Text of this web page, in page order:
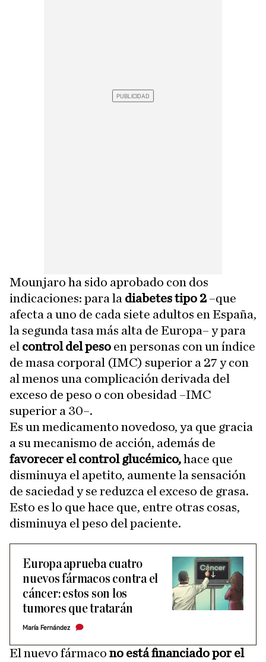
Mounjaro ha sido aprobado con dos
indicaciones: para la diabetes tipo 2 –que
afecta a uno de cada siete adultos en España,
la segunda tasa más alta de Europa– y para
el control del peso en personas con un índice
de masa corporal (IMC) superior a 27 y con
al menos una complicación derivada del
exceso de peso o con obesidad –IMC
superior a 30–.
Es un medicamento novedoso, ya que gracia
a su mecanismo de acción, además de
favorecer el control glucémico,hace que
disminuya el apetito, aumente la sensación
de saciedad y se reduzca el exceso de grasa.
Esto es lo que hace que, entre otras cosas,
disminuya el peso del paciente.
Europa aprueba cuatro
nuevos fármacos contra el
cáncer: estos son los
tumores que tratarán
María Fernández
El nuevo fármaco no está financiado por el